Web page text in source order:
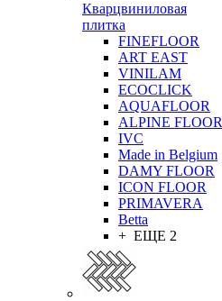
Кварцвиниловая
плитка
FINEFLOOR
ART EAST
VINILAM
ECOCLICK
AQUAFLOOR
ALPINE FLOOR
IVC
Made in Belgium
DAMY FLOOR
ICON FLOOR
PRIMAVERA
Betta
+ ЕЩЕ 2